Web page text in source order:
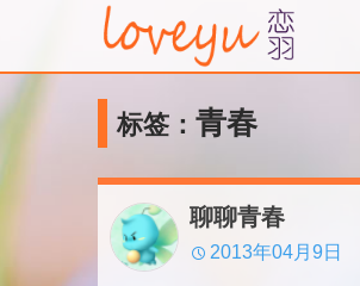
标签： 青春
聊聊青春
2013年04月9日